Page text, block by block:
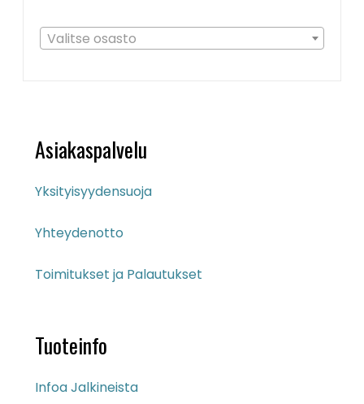
Valitse osasto
Asiakaspalvelu
Yksityisyydensuoja
Yhteydenotto
Toimitukset ja Palautukset
Tuoteinfo
Infoa Jalkineista